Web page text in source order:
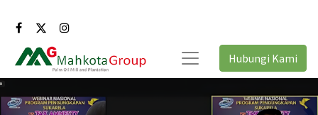
Hubungi Kami